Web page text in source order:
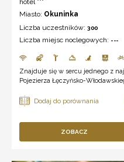
hotel ***
Miasto: Okuninka
Liczba uczestników: 300
Liczba miejsc noclegowych: ---
Znajduje się w sercu jednego z
Pojezierza Łęczyńsko-
ZOBACZ